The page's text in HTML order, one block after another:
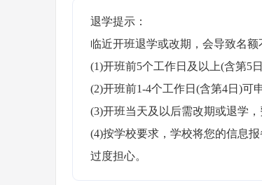
退学提示：
临近开班退学或改期，会导致名
(1)开班前5个工作日及以上(含第5
(2)开班前1-4个工作日(含第4日)可
(3)开班当天及以后需改期或退学，
(4)按学校要求，学校将您的信息
过度担心。